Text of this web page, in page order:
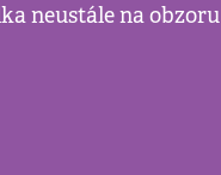
neustále na obzoru